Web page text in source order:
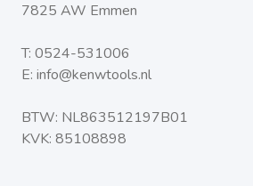
7825 AW Emmen
T: 0524-531006
E: info@kenwtools.nl
BTW: NL863512197B01
KVK: 85108898